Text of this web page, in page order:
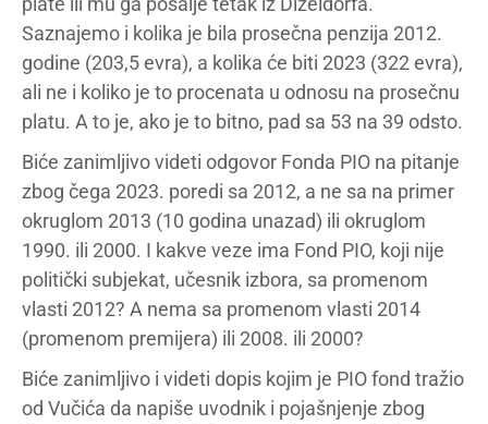
Saznajemo i kolika je bila prosečna penzija 2012.
godine (203,5 evra), a kolika će biti 2023 (322 evra),
ali ne i koliko je to procenata u odnosu na prosečnu
platu. A to je, ako je to bitno, pad sa 53 na 39 odsto.
Biće zanimljivo videti odgovor Fonda PIO na pitanje
zbog čega 2023. poredi sa 2012, a ne sa na primer
okruglom 2013 (10 godina unazad) ili okruglom
1990. ili 2000. I kakve veze ima Fond PIO, koji nije
politički subjekat, učesnik izbora, sa promenom
vlasti 2012? A nema sa promenom vlasti 2014
(promenom premijera) ili 2008. ili 2000?
Biće zanimljivo i videti dopis kojim je PIO fond tražio
od Vučića da napiše uvodnik i pojašnjenje zbog